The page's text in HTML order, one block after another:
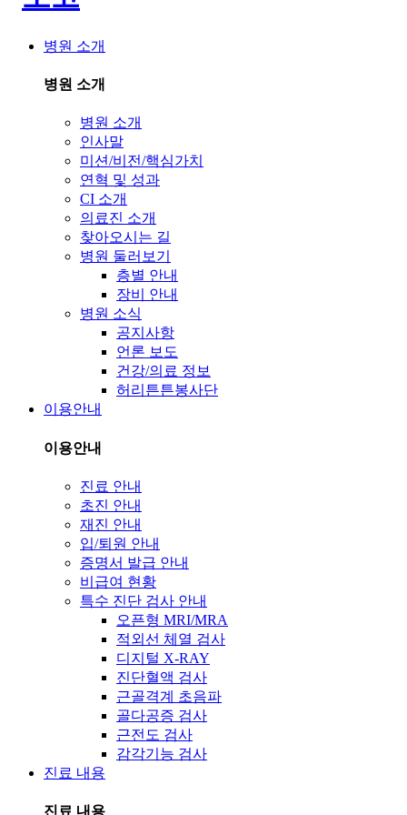
병원 소개
병원 소개
병원 소개
인사말
미션/비전/핵심가치
연혁 및 성과
CI 소개
의료진 소개
찾아오시는 길
병원 둘러보기
층별 안내
장비 안내
병원 소식
공지사항
언론 보도
건강/의료 정보
허리튼튼봉사단
이용안내
이용안내
진료 안내
초진 안내
재진 안내
입/퇴원 안내
증명서 발급 안내
비급여 현황
특수 진단 검사 안내
오픈형 MRI/MRA
적외선 체열 검사
디지털 X-RAY
진단혈액 검사
근골격계 초음파
골다공증 검사
근전도 검사
감각기능 검사
진료 내용
진료 내용